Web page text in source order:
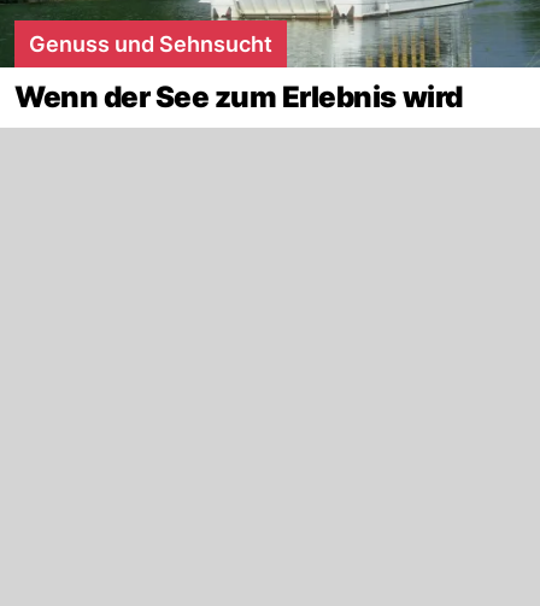
Genuss und Sehnsucht
Wenn der See zum Erlebnis wird